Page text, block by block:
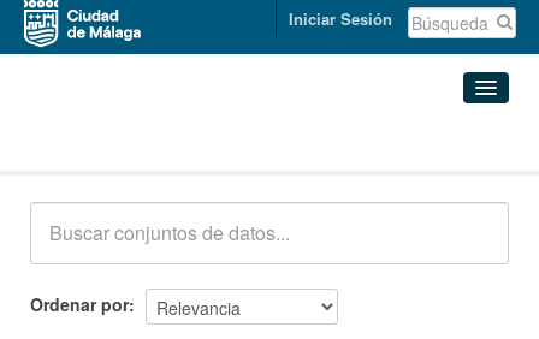
Iniciar Sesión
Ordenar por